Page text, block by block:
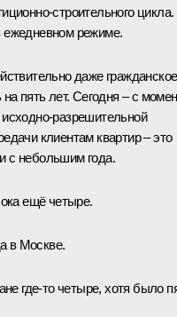
строительного цикла.
режиме.
даже гражданское
пять лет. Сегодня ‒ с
разрешительной
клиентам квартир ‒ это
с небольшим года.
ещё четыре.
в Москве.
где-то четыре, хотя было